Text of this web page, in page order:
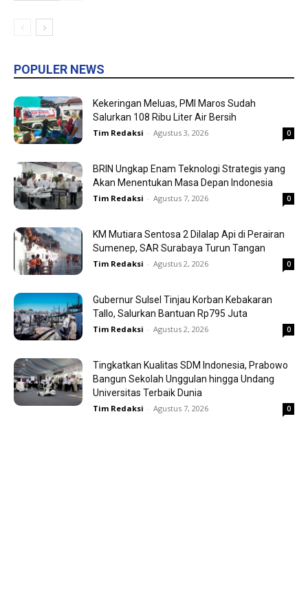
POPULER NEWS
Kekeringan Meluas, PMI Maros Sudah
Salurkan 108 Ribu Liter Air Bersih
Tim Redaksi - Agustus 3, 2026 0
BRIN Ungkap Enam Teknologi Strategis yang
Akan Menentukan Masa Depan Indonesia
Tim Redaksi - Agustus 7, 2026 0
KM Mutiara Sentosa 2 Dilalap Api di Perairan
Sumenep, SAR Surabaya Turun Tangan
Tim Redaksi - Agustus 2, 2026 0
Gubernur Sulsel Tinjau Korban Kebakaran
Tallo, Salurkan Bantuan Rp795 Juta
Tim Redaksi - Agustus 2, 2026 0
Tingkatkan Kualitas SDM Indonesia, Prabowo
Bangun Sekolah Unggulan hingga Undang
Universitas Terbaik Dunia
Tim Redaksi - Agustus 7, 2026 0